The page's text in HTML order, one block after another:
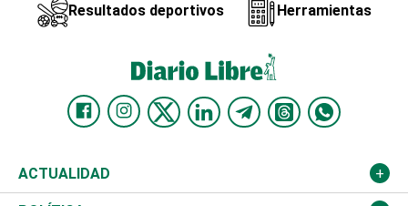
Resultados deportivos Herramientas
ACTUALIDAD